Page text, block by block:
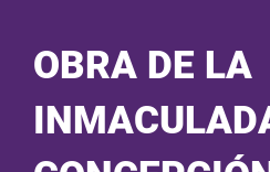
OBRA DE LA